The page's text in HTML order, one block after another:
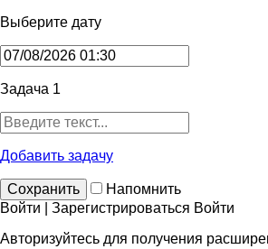
Выберите дату
Задача 1
Добавить задачу
Сохранить
Напомнить
Войти | Зарегистрироваться Войти
Авторизуйтесь для получения